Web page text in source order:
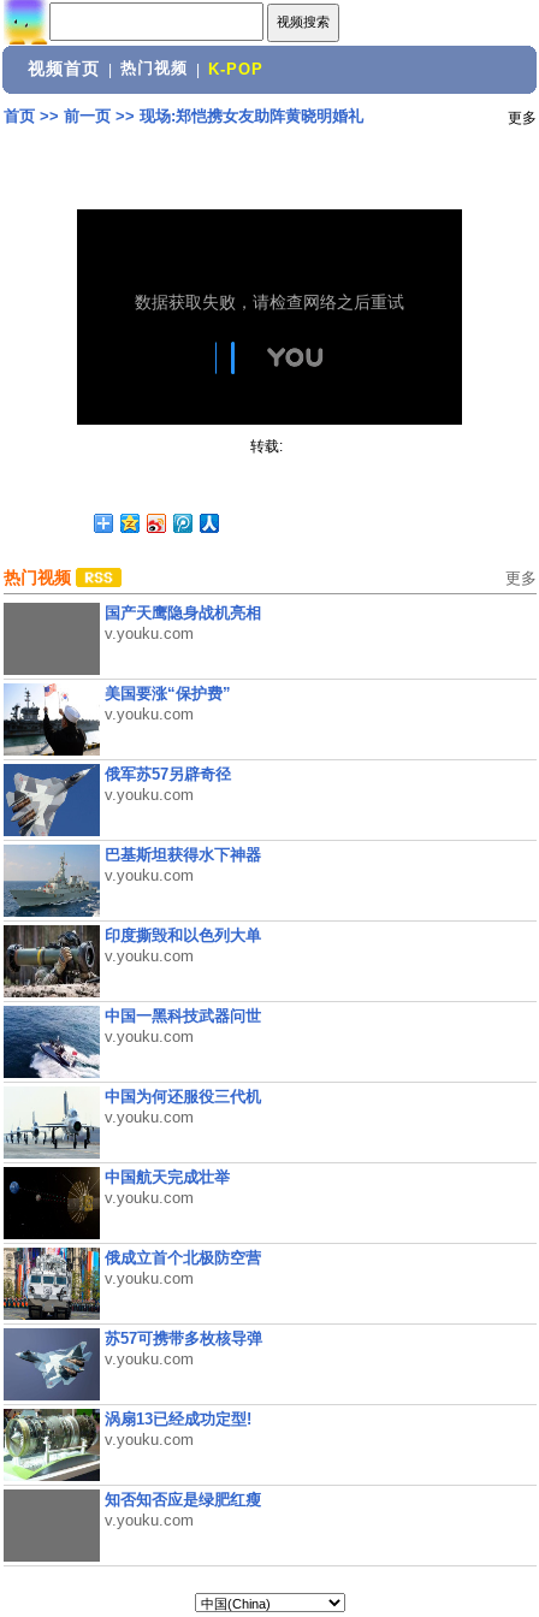
视频首页 热门视频 K-POP
首页>> 前一页>> 现场:郑恺携女友助阵黄晓明婚礼 更多
转载:
热门视频 更多
国产天鹰隐身战机亮相
v.youku.com
美国要涨“保护费”
v.youku.com
俄军苏57另辟奇径
v.youku.com
巴基斯坦获得水下神器
v.youku.com
印度撕毁和以色列大单
v.youku.com
中国一黑科技武器问世
v.youku.com
中国为何还服役三代机
v.youku.com
中国航天完成壮举
v.youku.com
俄成立首个北极防空营
v.youku.com
苏57可携带多枚核导弹
v.youku.com
涡扇13已经成功定型!
v.youku.com
知否知否应是绿肥红瘦
v.youku.com